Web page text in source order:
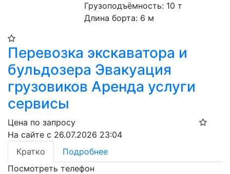
Грузоподъёмность: 10 т
Длина борта: 6 м
Перевозка экскаватора и
бульдозера Эвакуация
грузовиков Аренда услуги
сервисы
Цена по запросу
На сайте с 26.07.2026 23:04
Кратко
Подробнее
Посмотреть телефон